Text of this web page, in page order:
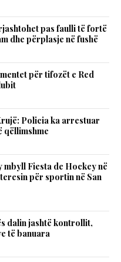
pas faulli të fortë
dhe përplasje në fushë
për tifozët e Red
Policia ka arrestuar
qëllimshme
Fiesta de Hockey në
për sportin në San
dalin jashtë kontrollit,
të banuara